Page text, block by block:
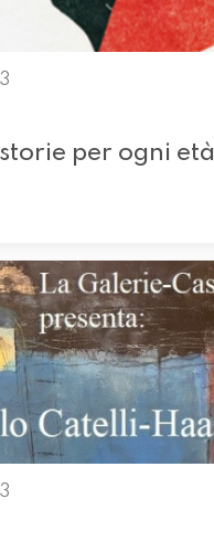
storie per ogni età